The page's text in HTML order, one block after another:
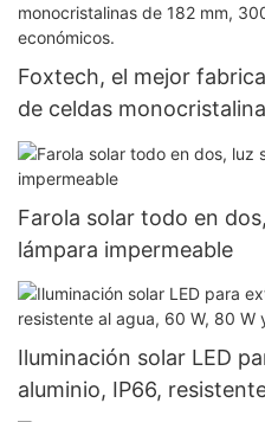
sistemas de energía
Foxtech, el mejor
de celdas
360 W y 400 W, a
Farola solar todo en
lámpara impermeable
Iluminación solar LED
aluminio, IP66,